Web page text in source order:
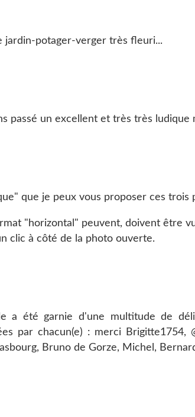
jardin-potager-verger très fleuri...
passé un excellent et très très ludique
que je peux vous proposer ces trois
"horizontal" peuvent, doivent être
clic à côté de la photo ouverte.
a été garnie d'une multitude de
par chacun(e) : merci Brigitte1754,
Bruno de Gorze, Michel,